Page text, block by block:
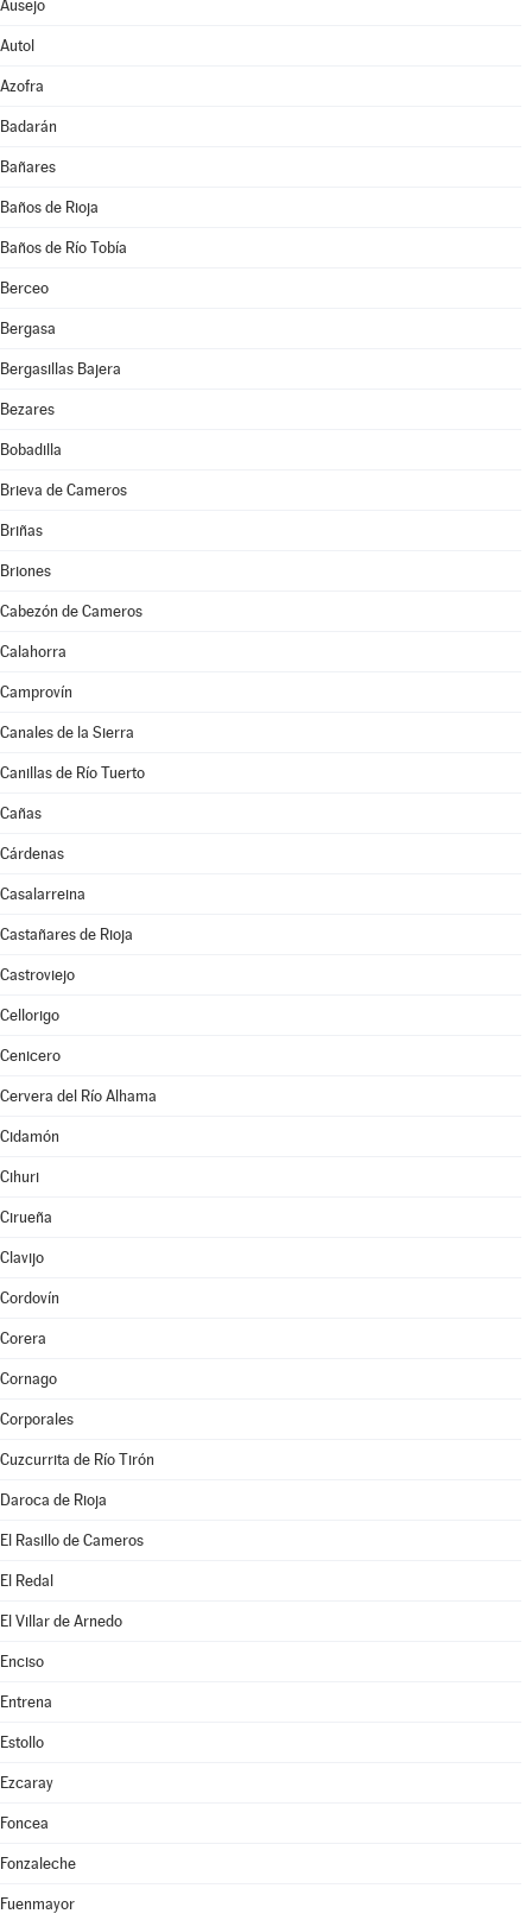
Ausejo
Autol
Azofra
Badarán
Bañares
Baños de Rioja
Baños de Río Tobía
Berceo
Bergasa
Bergasillas Bajera
Bezares
Bobadilla
Brieva de Cameros
Briñas
Briones
Cabezón de Cameros
Calahorra
Camprovín
Canales de la Sierra
Canillas de Río Tuerto
Cañas
Cárdenas
Casalarreina
Castañares de Rioja
Castroviejo
Cellorigo
Cenicero
Cervera del Río Alhama
Cidamón
Cihuri
Cirueña
Clavijo
Cordovín
Corera
Cornago
Corporales
Cuzcurrita de Río Tirón
Daroca de Rioja
El Rasillo de Cameros
El Redal
El Villar de Arnedo
Enciso
Entrena
Estollo
Ezcaray
Foncea
Fonzaleche
Fuenmayor